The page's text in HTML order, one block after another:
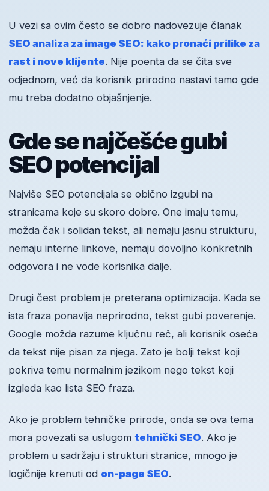
U vezi sa ovim često se dobro nadovezuje članak
SEO analiza za image SEO: kako pronaći prilike za
rast i nove klijente. Nije poenta da se čita sve
odjednom, već da korisnik prirodno nastavi tamo gde
mu treba dodatno objašnjenje.
Gde se najčešće gubi
SEO potencijal
Najviše SEO potencijala se obično izgubi na
stranicama koje su skoro dobre. One imaju temu,
možda čak i solidan tekst, ali nemaju jasnu strukturu,
nemaju interne linkove, nemaju dovoljno konkretnih
odgovora i ne vode korisnika dalje.
Drugi čest problem je preterana optimizacija. Kada se
ista fraza ponavlja neprirodno, tekst gubi poverenje.
Google možda razume ključnu reč, ali korisnik oseća
da tekst nije pisan za njega. Zato je bolji tekst koji
pokriva temu normalnim jezikom nego tekst koji
izgleda kao lista SEO fraza.
Ako je problem tehničke prirode, onda se ova tema
mora povezati sa uslugom tehnički SEO. Ako je
problem u sadržaju i strukturi stranice, mnogo je
logičnije krenuti od on-page SEO.